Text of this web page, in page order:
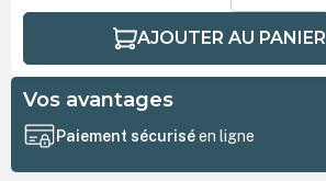
AJOUTER AU PANIER
Vos avantages
Paiement sécuriséen ligne